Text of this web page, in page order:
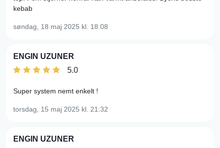
kebab
søndag, 18 maj 2025 kl. 18:08
ENGIN UZUNER
5.0
Super system nemt enkelt !
torsdag, 15 maj 2025 kl. 21:32
ENGIN UZUNER